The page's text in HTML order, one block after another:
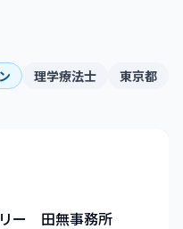
理学療法士 東京都
ー 田無事務所